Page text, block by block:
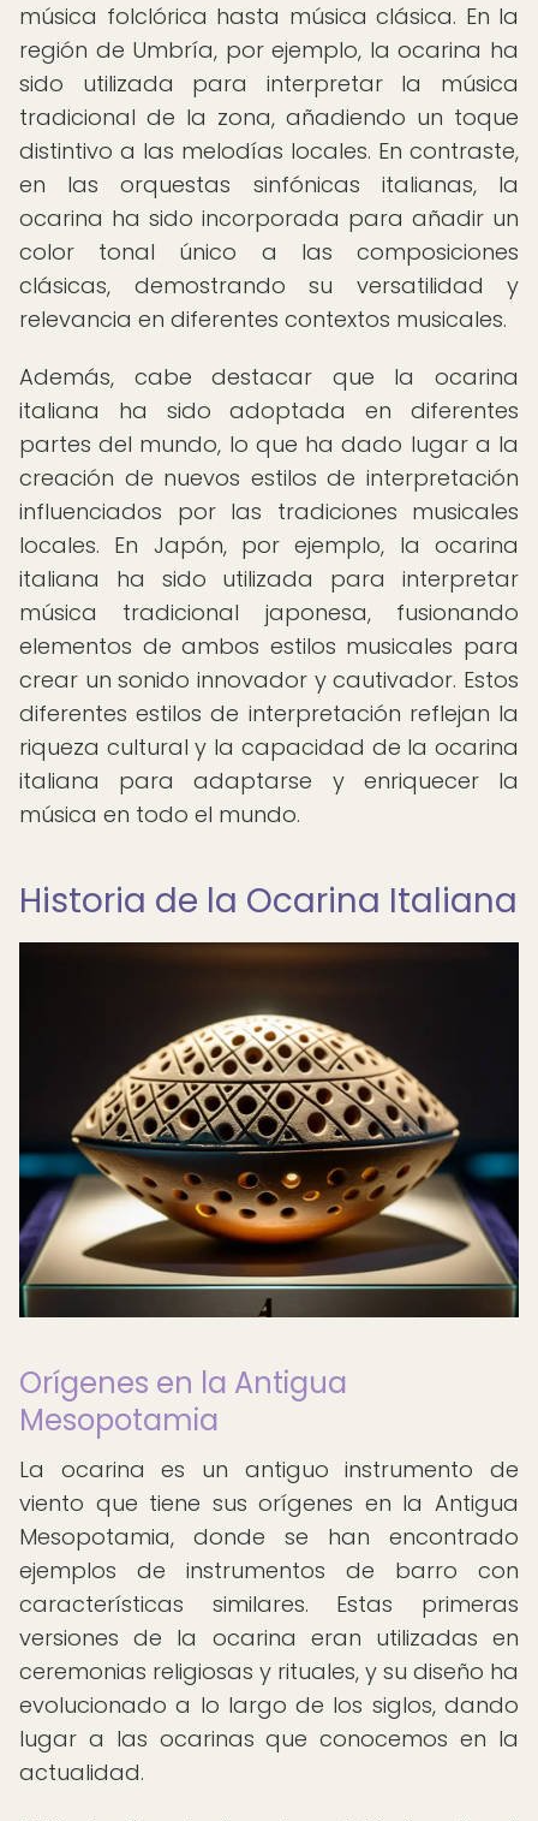
música folclórica hasta música clásica. En la
región de Umbría, por ejemplo, la ocarina ha
sido utilizada para interpretar la música
tradicional de la zona, añadiendo un toque
distintivo a las melodías locales. En contraste,
en las orquestas sinfónicas italianas, la
ocarina ha sido incorporada para añadir un
color tonal único a las composiciones
clásicas, demostrando su versatilidad y
relevancia en diferentes contextos musicales.
Además, cabe destacar que la ocarina
italiana ha sido adoptada en diferentes
partes del mundo, lo que ha dado lugar a la
creación de nuevos estilos de interpretación
influenciados por las tradiciones musicales
locales. En Japón, por ejemplo, la ocarina
italiana ha sido utilizada para interpretar
música tradicional japonesa, fusionando
elementos de ambos estilos musicales para
crear un sonido innovador y cautivador. Estos
diferentes estilos de interpretación reflejan la
riqueza cultural y la capacidad de la ocarina
italiana para adaptarse y enriquecer la
música en todo el mundo.
Historia de la Ocarina Italiana
Orígenes en la Antigua
Mesopotamia
La ocarina es un antiguo instrumento de
viento que tiene sus orígenes en la Antigua
Mesopotamia, donde se han encontrado
ejemplos de instrumentos de barro con
características similares. Estas primeras
versiones de la ocarina eran utilizadas en
ceremonias religiosas y rituales, y su diseño ha
evolucionado a lo largo de los siglos, dando
lugar a las ocarinas que conocemos en la
actualidad.